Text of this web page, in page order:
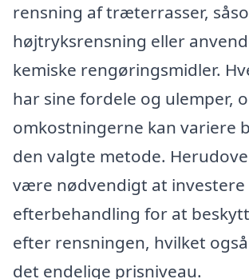
rensning af træterrasser,
højtryksrensning eller
kemiske rengøringsmidler.
har sine fordele og ulemper,
omkostningerne kan variere
den valgte metode.
være nødvendigt at investere
efterbehandling for at
efter rensningen, hvilket
det endelige prisniveau.